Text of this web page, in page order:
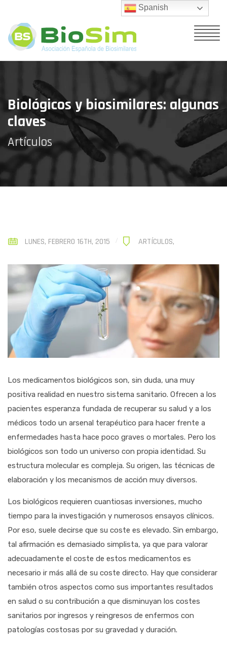
Biológicos y biosimilares: algunas
claves
Artículos
LUNES, FEBRERO 16TH, 2015 ARTÍCULOS,
Los medicamentos biológicos son, sin duda, una muy
positiva realidad en nuestro sistema sanitario. Ofrecen a los
pacientes esperanza fundada de recuperar su salud y a los
médicos todo un arsenal terapéutico para hacer frente a
enfermedades hasta hace poco graves o mortales. Pero los
biológicos son todo un universo con propia identidad. Su
estructura molecular es compleja. Su origen, las técnicas de
elaboración y los mecanismos de acción muy diversos.
Los biológicos requieren cuantiosas inver­siones, mucho
tiempo para la investigación y numerosos ensayos clínicos.
Por eso, suele decirse que su coste es elevado. Sin embar­go,
tal afirmación es demasiado simplista, ya que para valorar
adecuadamente el coste de estos medicamentos es
necesario ir más allá de su coste directo. Hay que considerar
tam­bién otros aspectos como sus importantes resultados
en salud o su contribución a que disminuyan los costes
sanitarios por ingre­sos y reingresos de enfermos con
patologías costosas por su gravedad y duración.
Spanish